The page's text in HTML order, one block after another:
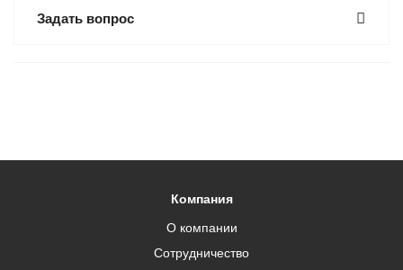
Задать вопрос
Компания
О компании
Сотрудничество